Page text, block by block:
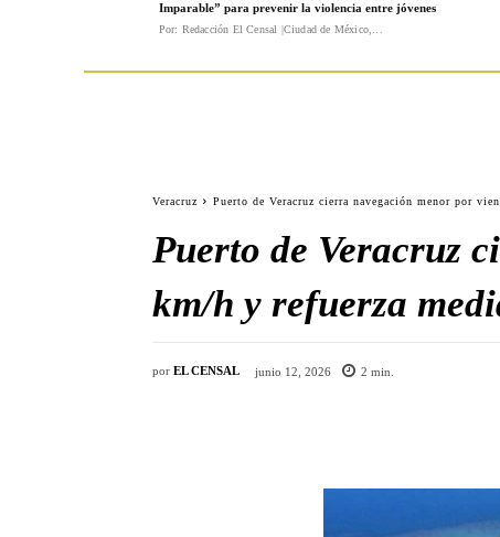
Imparable” para prevenir la violencia entre jóvenes
Por: Redacción El Censal |Ciudad de México,...
Veracruz Puerto de Veracruz cierra navegación menor por
Puerto de Veracruz
km/h y refuerza
por EL CENSAL junio 12, 2026 2 min.